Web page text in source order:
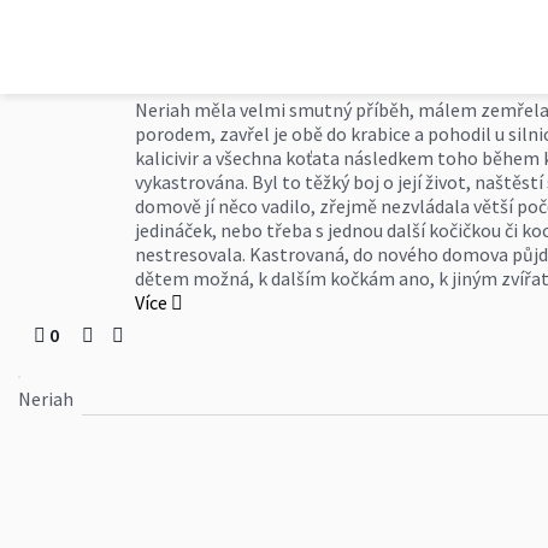
Neriah měla velmi smutný příběh, málem
porodem, zavřel je obě do krabice a pohodil u
kalicivir a všechna koťata následkem toho
vykastrována. Byl to těžký boj o její život, naštěstí
domově jí něco vadilo, zřejmě nezvládala větší
jedináček, nebo třeba s jednou další kočičkou či
nestresovala. Kastrovaná, do nového domova
dětem možná, k dalším kočkám ano, k jiným
Více
0
Neriah